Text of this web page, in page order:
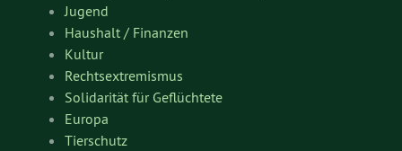
Jugend
Haushalt / Finanzen
Kultur
Rechtsextremismus
Solidarität für Geflüchtete
Europa
Tierschutz